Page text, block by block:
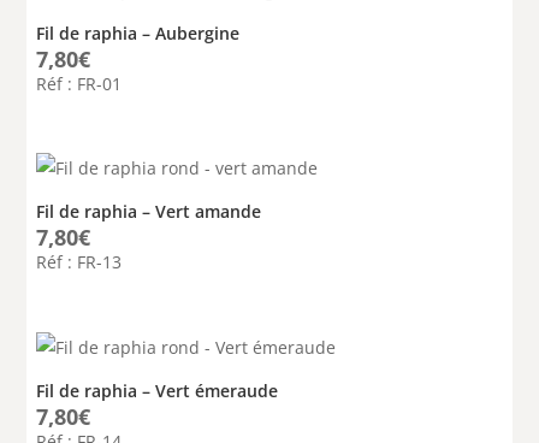
Fil de raphia – Aubergine
7,80€
Réf : FR-01
Fil de raphia – Vert amande
7,80€
Réf : FR-13
Fil de raphia – Vert émeraude
7,80€